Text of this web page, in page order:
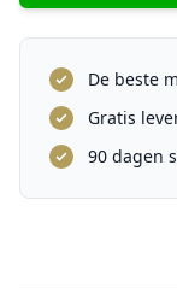
De beste
Gratis
90 dagen